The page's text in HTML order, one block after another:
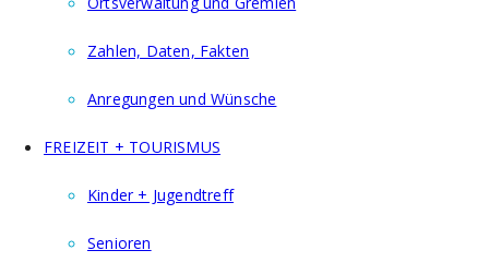
Zahlen, Daten, Fakten
Anregungen und Wünsche
FREIZEIT + TOURISMUS
Kinder + Jugendtreff
Senioren